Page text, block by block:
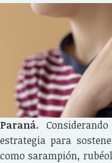
Paraná.
estrategia para
como sarampión,